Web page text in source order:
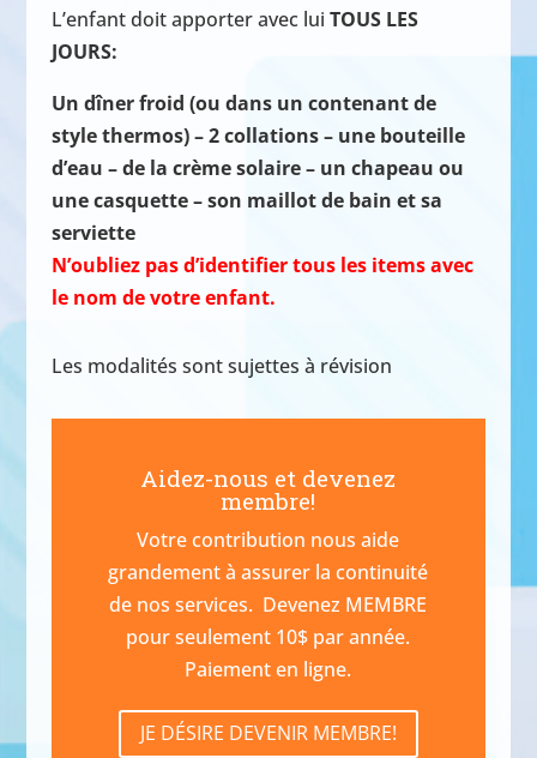
L’enfant doit apporter avec lui TOUS LES
JOURS:
Un dîner froid (ou dans un contenant de
style thermos) – 2 collations – une bouteille
d’eau – de la crème solaire – un chapeau ou
une casquette – son maillot de bain et sa
serviette
N’oubliez pas d’identifier tous les items avec
le nom de votre enfant.
Les modalités sont sujettes à révision
Aidez-nous et devenez
membre!
Votre contribution nous aide
grandement à assurer la continuité
de nos services. Devenez MEMBRE
pour seulement 10$ par année.
Paiement en ligne.
JE DÉSIRE DEVENIR MEMBRE!